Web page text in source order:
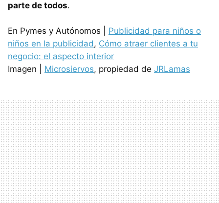
parte de todos.
En Pymes y Autónomos | Publicidad para niños o
niños en la publicidad, Cómo atraer clientes a tu
negocio: el aspecto interior
Imagen | Microsiervos, propiedad de JRLamas